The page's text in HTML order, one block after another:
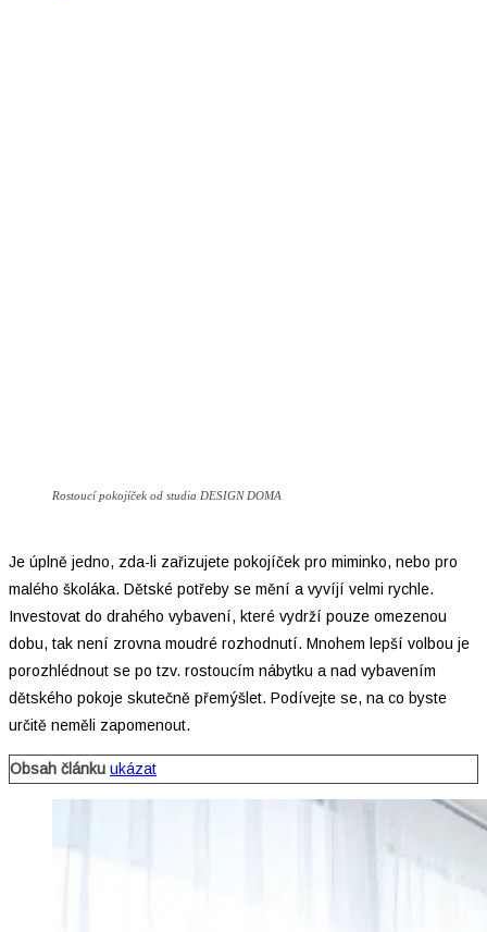
Rostoucí pokojíček od studia DESIGN DOMA
Je úplně jedno, zda-li zařizujete pokojíček pro miminko, nebo pro
malého školáka. Dětské potřeby se mění a vyvíjí velmi rychle.
Investovat do drahého vybavení, které vydrží pouze omezenou
dobu, tak není zrovna moudré rozhodnutí. Mnohem lepší volbou je
porozhlédnout se po tzv. rostoucím nábytku a nad vybavením
dětského pokoje skutečně přemýšlet. Podívejte se, na co byste
určitě neměli zapomenout.
Obsah článku ukázat